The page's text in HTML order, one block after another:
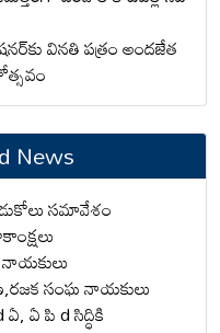
వినతి పత్రం అందజేత
News
సమావేశం
సంఘ నాయకులు
ఏ పి d సిద్ధికి